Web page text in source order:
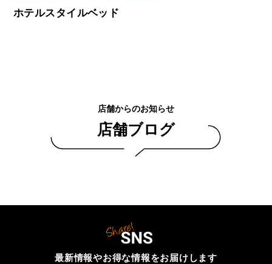
ホテルスタイルベッド
店舗からのお知らせ
店舗ブログ
最新情報やお得な情報をお届けします